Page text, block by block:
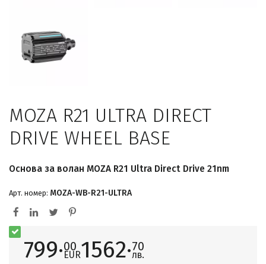
MOZA R21 ULTRA DIRECT
DRIVE WHEEL BASE
Основа за волан MOZA R21 Ultra Direct Drive 21nm
Арт. номер: MOZA-WB-R21-ULTRA
799·00
EUR1562·70
лв.